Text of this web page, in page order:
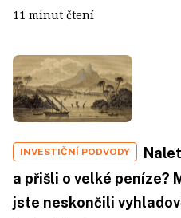
11 minut čtení
INVESTIČNÍ PODVODY
a přišli o velké peníze?
jste neskončili